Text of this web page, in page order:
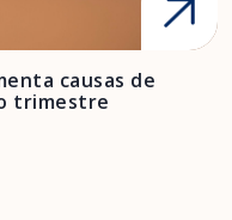
causas de
trimestre